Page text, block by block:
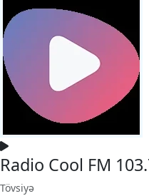
Radio Cool FM
Tövsiyə